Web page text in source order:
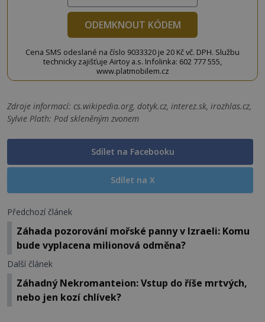
ODEMKNOUT KÓDEM
Cena SMS odeslané na číslo 9033320 je 20 Kč vč. DPH. Službu
technicky zajišťuje Airtoy a.s. Infolinka: 602 777 555,
www.platmobilem.cz
Zdroje informací: cs.wikipedia.org, dotyk.cz, interez.sk, irozhlas.cz,
Sylvie Plath: Pod skleněným zvonem
Sdílet na Facebooku
Sdílet na X
Předchozí článek
Záhada pozorování mořské panny v Izraeli: Komu
bude vyplacena milionová odměna?
Další článek
Záhadný Nekromanteion: Vstup do říše mrtvých,
nebo jen kozí chlívek?